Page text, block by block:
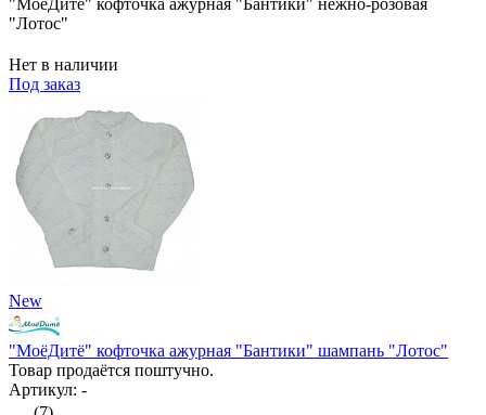
"МоёДитё" кофточка ажурная "Бантики" нежно-розовая
"Лотос"
Нет в наличии
Под заказ
New
"МоёДитё" кофточка ажурная "Бантики" шампань "Лотос"
Товар продаётся поштучно.
Артикул: -